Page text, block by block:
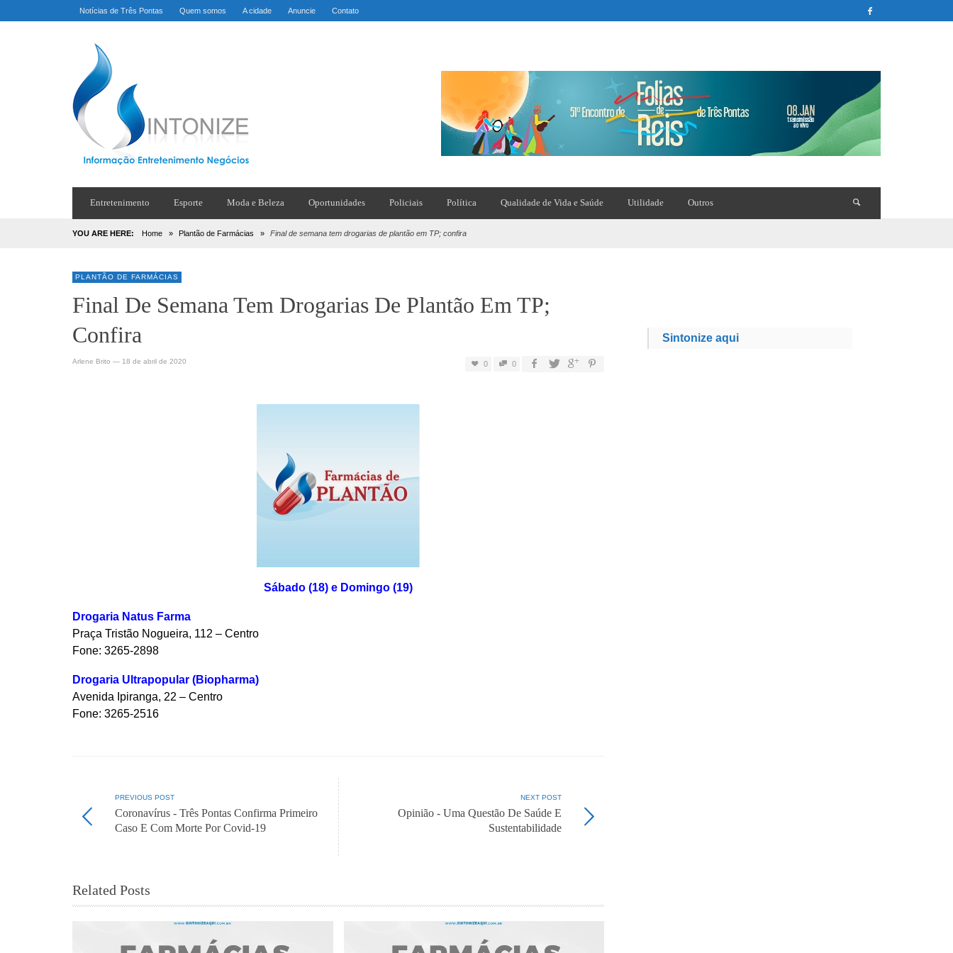
Notícias de Três Pontas Quem somos A cidade Anuncie Contato
Entretenimento Esporte Moda e Beleza Oportunidades Policiais Política Qualidade de Vida e Saúde Utilidade Outros
YOU ARE HERE: Home » Plantão de Farmácias » Final de semana tem drogarias de plantão em TP; confira
PLANTÃO DE FARMÁCIAS
Final De Semana Tem Drogarias De Plantão Em TP;
Confira
Arlene Brito — 18 de abril de 2020 0 0
Sábado (18) e Domingo (19)
Drogaria Natus Farma
Praça Tristão Nogueira, 112 – Centro
Fone: 3265-2898
Drogaria Ultrapopular (Biopharma)
Avenida Ipiranga, 22 – Centro
Fone: 3265-2516
PREVIOUS POST
Coronavírus - Três Pontas Confirma Primeiro
Caso E Com Morte Por Covid-19
NEXT POST
Opinião - Uma Questão De Saúde E
Sustentabilidade
Related Posts
Sintonize aqui